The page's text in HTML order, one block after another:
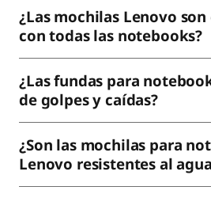
¿Las mochilas Lenovo
con todas las notebooks?
¿Las fundas para
de golpes y caídas?
¿Son las mochilas para
Lenovo resistentes al